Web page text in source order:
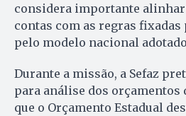
considera importante alinhar
contas com as regras
pelo modelo nacional
Durante a missão, a Sefaz
para análise dos orçamentos
que o Orçamento Estadual